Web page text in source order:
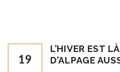
19
L’HIVER EST
D’ALPAGE